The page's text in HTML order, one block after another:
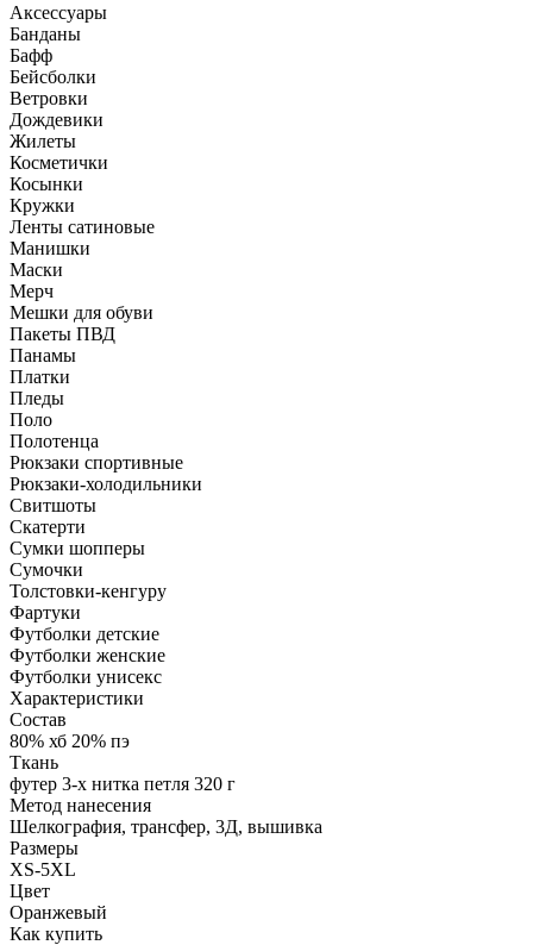
Аксессуары
Банданы
Бафф
Бейсболки
Ветровки
Дождевики
Жилеты
Косметички
Косынки
Кружки
Ленты сатиновые
Манишки
Маски
Мерч
Мешки для обуви
Пакеты ПВД
Панамы
Платки
Пледы
Поло
Полотенца
Рюкзаки спортивные
Рюкзаки-холодильники
Свитшоты
Скатерти
Сумки шопперы
Сумочки
Толстовки-кенгуру
Фартуки
Футболки детские
Футболки женские
Футболки унисекс
Характеристики
Состав
80% хб 20% пэ
Ткань
футер 3-х нитка петля 320 г
Метод нанесения
Шелкография, трансфер, 3Д, вышивка
Размеры
XS-5XL
Цвет
Оранжевый
Как купить